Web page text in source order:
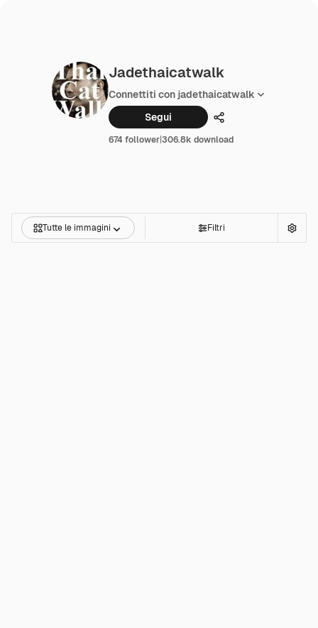
Jadethaicatwalk
Connettiti con jadethaicatwalk
Segui
Condividi
674 follower|306.8k download
Tutte le immagini Filtri